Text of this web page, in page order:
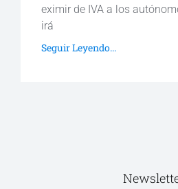
eximir de IVA a los
irá
Seguir Leyendo...